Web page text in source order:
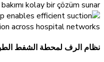
نظام الرف لمحطة الشفط